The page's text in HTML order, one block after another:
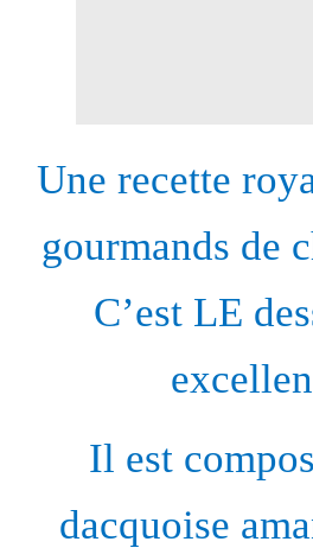
Une recette
gourmands de
C’est LE
Il est
dacquoise